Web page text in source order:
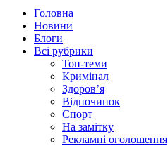
Головна
Новини
Блоги
Всі рубрики
Топ-теми
Кримінал
Здоров’я
Відпочинок
Спорт
На замітку
Рекламні оголошення